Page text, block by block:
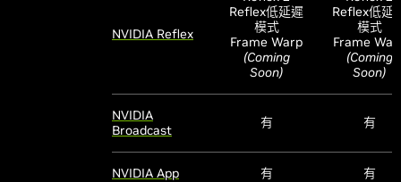
NVIDIA Reflex
Reflex低延遲
模式
Frame Warp
(Coming
Soon)
Reflex低延
模式
Frame
(Coming
Soon)
NVIDIA
Broadcast
有 有
NVIDIA App 有 有